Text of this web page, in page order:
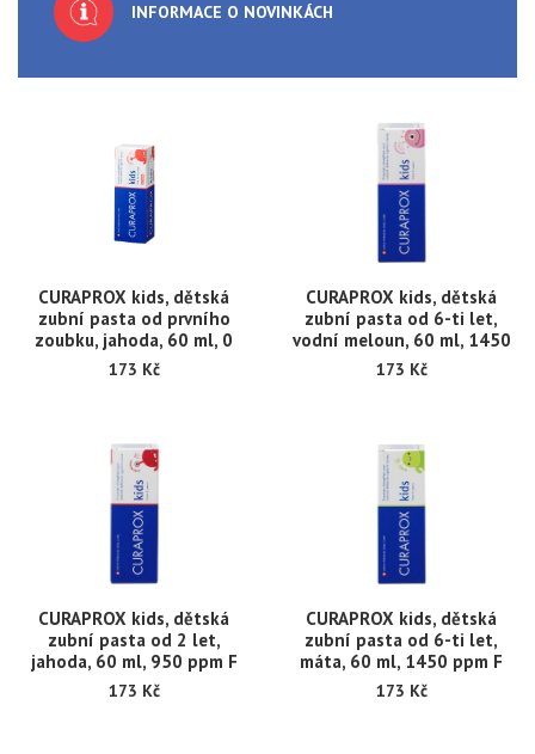
INFORMACE O NOVINKÁCH
CURAPROX kids, dětská
zubní pasta od prvního
zoubku, jahoda, 60 ml, 0
ppm F
173 Kč
CURAPROX kids, dětská
zubní pasta od 6-ti let,
vodní meloun, 60 ml, 1450
ppm F
173 Kč
CURAPROX kids, dětská
zubní pasta od 2 let,
jahoda, 60 ml, 950 ppm F
173 Kč
CURAPROX kids, dětská
zubní pasta od 6-ti let,
máta, 60 ml, 1450 ppm F
173 Kč